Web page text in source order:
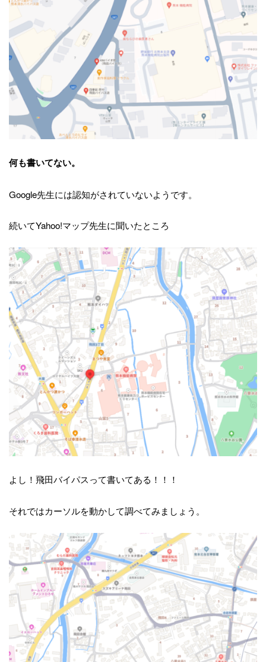
何も書いてない。
Google先生には認知がされていないようです。
続いてYahoo!マップ先生に聞いたところ
よし！飛田バイパスって書いてある！！！
それではカーソルを動かして調べてみましょう。